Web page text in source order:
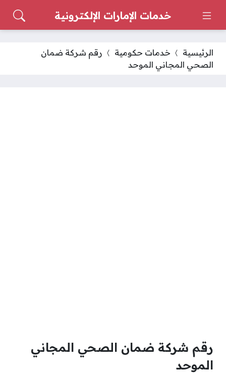
خدمات الإمارات الإلكترونية
الرئيسية خدمات حكومية
رقم شركة ضمان
الصحي المجاني الموحد
رقم شركة ضمان الصحي المجاني
الموحد